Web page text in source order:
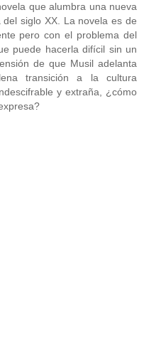
que alumbra una nueva
siglo XX. La novela es de
pero con el problema del
puede hacerla difícil sin un
de que Musil adelanta
transición a la cultura
y extraña, ¿cómo